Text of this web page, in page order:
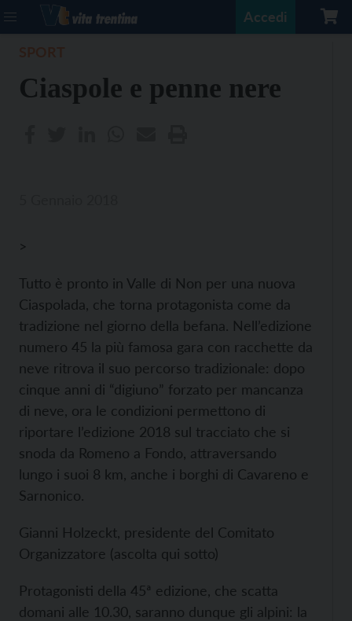
Accedi
Ciaspole e penne nere
>
Tutto è pronto in Valle di Non per una nuova
Ciaspolada, che torna protagonista come da
tradizione nel giorno della befana. Nell’edizione
numero 45 la più famosa gara con racchette da
neve ritrova il suo percorso tradizionale: dopo
cinque anni di “digiuno” forzato per mancanza
di neve, ora le condizioni permettono di
riportare l’edizione 2018 sul tracciato che si
snoda da Romeno a Fondo, attraversando
lungo i suoi 8 km, anche i borghi di Cavareno e
Sarnonico.
Gianni Holzeckt, presidente del Comitato
Organizzatore (ascolta qui sotto)
Protagonisti della 45ª edizione, che scatta
domani alle 10.30, saranno dunque gli alpini: la